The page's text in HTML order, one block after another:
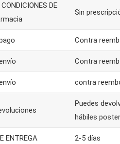
DE
Sin
Contra
Contra
contra
Puedes
hábiles
ENTREGA 2-5 días